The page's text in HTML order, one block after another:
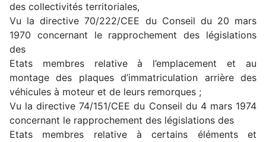
des collectivités territoriales,
Vu la directive 70/222/CEE du Conseil du 20 mars
1970 concernant le rapprochement des législations
des
Etats membres relative à l’emplacement et au
montage des plaques d’immatriculation arrière des
véhicules à moteur et de leurs remorques ;
Vu la directive 74/151/CEE du Conseil du 4 mars 1974
concernant le rapprochement des législations des
Etats membres relative à certains éléments et